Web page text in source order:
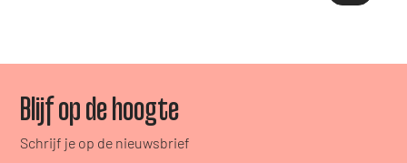
Blijf op de hoogte
Schrijf je op de nieuwsbrief